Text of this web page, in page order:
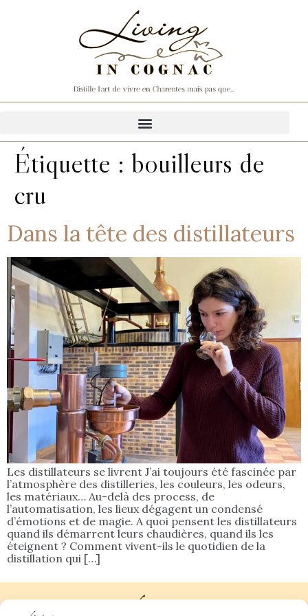
Étiquette : bouilleurs de
cru
Dans la tête des distillateurs
Les distillateurs se livrent J’ai toujours été fascinée par
l’atmosphère des distilleries, les couleurs, les odeurs,
les matériaux… Au-delà des process, de
l’automatisation, les lieux dégagent un condensé
d’émotions et de magie. A quoi pensent les distillateurs
quand ils démarrent leurs chaudières, quand ils les
éteignent ? Comment vivent-ils le quotidien de la
distillation qui […]